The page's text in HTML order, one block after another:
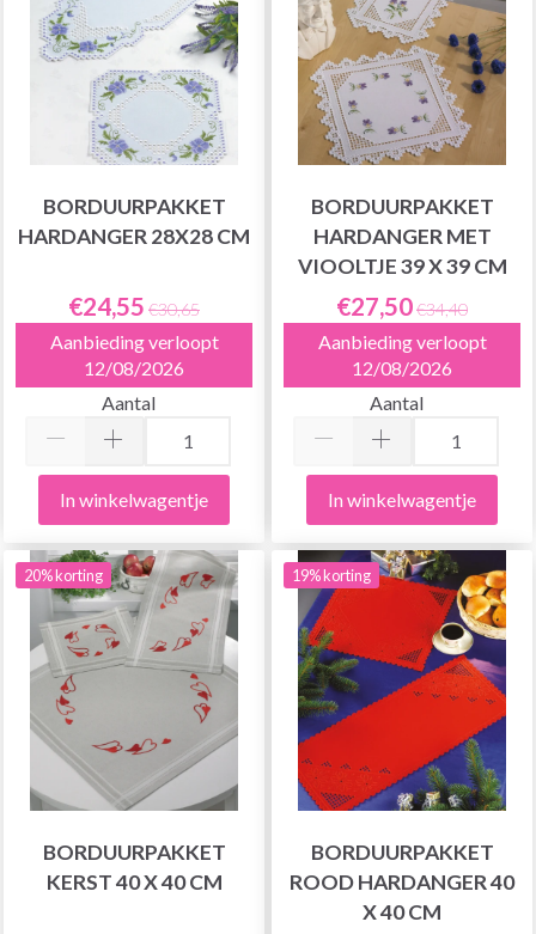
BORDUURPAKKET
HARDANGER 28X28 CM
€24,55 €30,65
Aanbieding verloopt
12/08/2026
Aantal
In winkelwagentje
BORDUURPAKKET
HARDANGER MET
VIOOLTJE 39 X 39 CM
€27,50€34,40
Aanbieding verloopt
12/08/2026
Aantal
In winkelwagentje
20% korting
BORDUURPAKKET
KERST 40 X 40 CM
19% korting
BORDUURPAKKET
ROOD HARDANGER 40
X 40 CM